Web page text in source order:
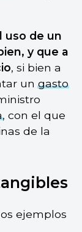
uso de un
y que a
, si bien a
ungasto
, con el que
de la
ejemplos